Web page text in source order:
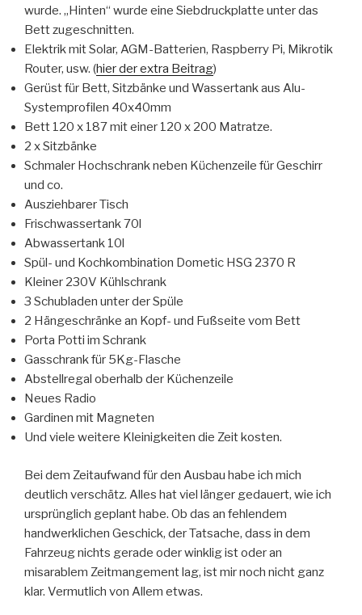
wurde. „Hinten“ wurde eine Siebdruckplatte unter das
Bett zugeschnitten.
Elektrik mit Solar, AGM-Batterien, Raspberry Pi, Mikrotik
Router, usw. (hier der extra Beitrag)
Gerüst für Bett, Sitzbänke und Wassertank aus Alu-
Systemprofilen 40x40mm
Bett 120 x 187 mit einer 120 x 200 Matratze.
2 x Sitzbänke
Schmaler Hochschrank neben Küchenzeile für Geschirr
und co.
Ausziehbarer Tisch
Frischwassertank 70l
Abwassertank 10l
Spül- und Kochkombination Dometic HSG 2370 R
Kleiner 230V Kühlschrank
3 Schubladen unter der Spüle
2 Hängeschränke an Kopf- und Fußseite vom Bett
Porta Potti im Schrank
Gasschrank für 5Kg-Flasche
Abstellregal oberhalb der Küchenzeile
Neues Radio
Gardinen mit Magneten
Und viele weitere Kleinigkeiten die Zeit kosten.
Bei dem Zeitaufwand für den Ausbau habe ich mich
deutlich verschätz. Alles hat viel länger gedauert, wie ich
ursprünglich geplant habe. Ob das an fehlendem
handwerklichen Geschick, der Tatsache, dass in dem
Fahrzeug nichts gerade oder winklig ist oder an
misarablem Zeitmangement lag, ist mir noch nicht ganz
klar. Vermutlich von Allem etwas.